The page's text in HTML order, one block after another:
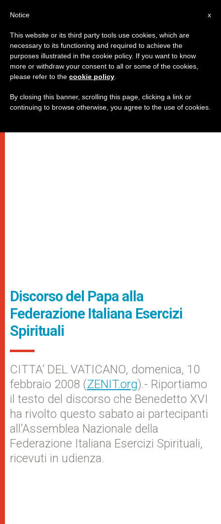
Discorso del Papa alla
Federazione Italiana Esercizi
Spirituali
CITTA’ DEL VATICANO, domenica, 10
febbraio 2008 (ZENIT.org).- Riportiamo
il testo del discorso che Benedetto XVI
ha rivolto questo sabato ai partecipanti
all’Assemblea Nazionale della
Federazione Italiana Esercizi Spirituali,
ricevuti in udienza.
x
Notice
This website or its third party tools use cookies, which are
necessary to its functioning and required to achieve the
purposes illustrated in the cookie policy. If you want to know
more or withdraw your consent to all or some of the cookies,
please refer to the cookie policy
By closing this banner, scrolling this page, clicking a link or
continuing to browse otherwise, you agree to the use of cookies.